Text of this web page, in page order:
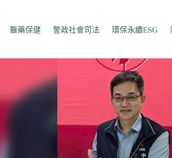
醫藥保健 警政社會司法 環保永續ESG